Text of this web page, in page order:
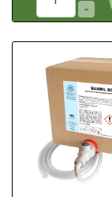
-